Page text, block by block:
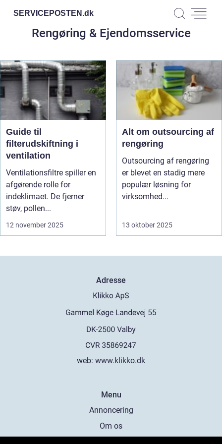
SERVICEPOSTEN.dk
Rengøring & Ejendomsservice
Guide til
filterudskiftning i
ventilation
Ventilationsfiltre spiller en
afgørende rolle for
indeklimaet. De fjerner
støv, pollen...
12 november 2025
Alt om outsourcing af
rengøring
Outsourcing af rengøring
er blevet en stadig mere
populær løsning for
virksomhed...
13 oktober 2025
Adresse
web: www.klikko.dk
Menu
Annoncering
Om os